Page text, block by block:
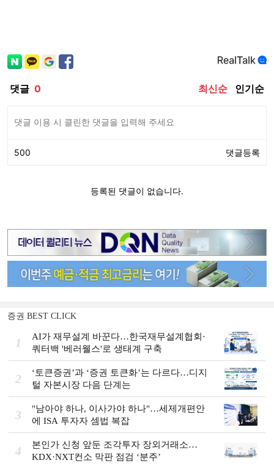
증권 BEST CLICK
1
AI가 재무설계 바꾼다…한국재무설계협회·
쿼터백 '베러웰스'로 생태계 구축
2
‘토큰증권’과 ‘증권 토큰화’는 다르다…디지
털 자본시장 다음 단계는
3
"남아야 하나, 이사가야 하나"…세제개편안
에 ISA 투자자 셈법 복잡
4
본인가 신청 앞둔 조각투자 장외거래소…
KDX·NXT컨소 막판 점검 ‘분주’